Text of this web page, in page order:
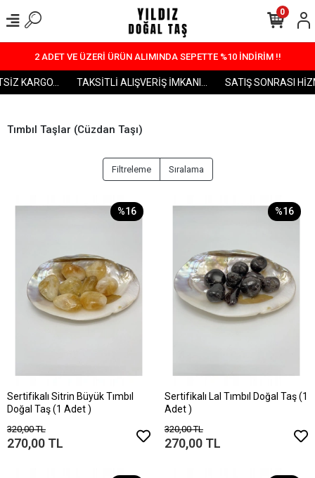
2 ADET VE ÜZERİ ÜRÜN ALIMINDA SEPETTE %10 İNDİRİM !!
KARGO... TAKSİTLİ ALIŞVERİŞ İMKANI... SATIŞ SONRASI
0
Tımbıl Taşlar (Cüzdan Taşı)
Filtreleme Sıralama
%16
Sertifikalı Sitrin Büyük Tımbıl
Doğal Taş (1 Adet )
320,00 TL
270,00 TL
%16
Sertifikalı Lal Tımbıl Doğal Taş (1
Adet )
320,00 TL
270,00 TL